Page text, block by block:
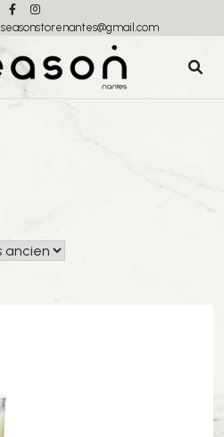
seasonstorenantes@gmail.com